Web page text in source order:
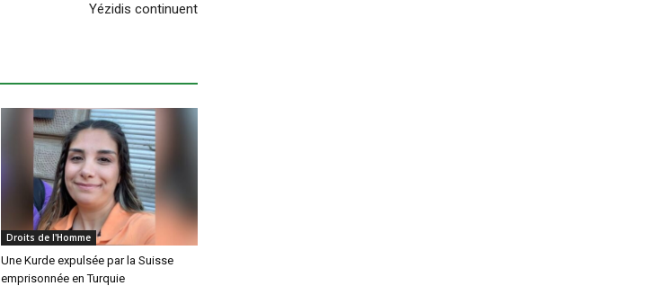
Yézidis continuent
Droits de l'Homme
Une Kurde expulsée par la Suisse
emprisonnée en Turquie